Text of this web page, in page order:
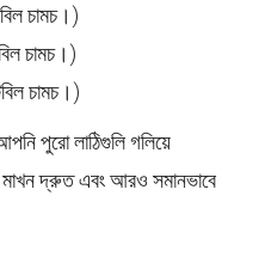
চামচ।)
চামচ।)
চামচ।)
পুরো লাঠিগুলি গলিয়ে
মাখন দ্রুত এবং আরও সমানভাবে